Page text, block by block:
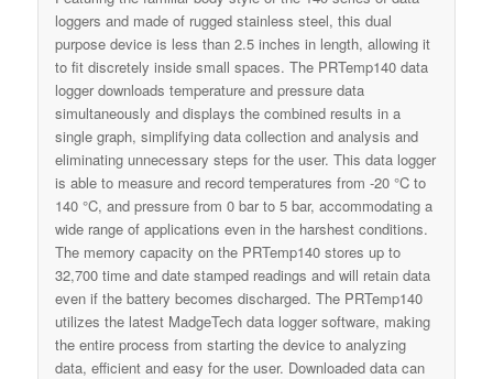
loggers and made of rugged stainless steel, this dual
purpose device is less than 2.5 inches in length, allowing it
to fit discretely inside small spaces. The PRTemp140 data
logger downloads temperature and pressure data
simultaneously and displays the combined results in a
single graph, simplifying data collection and analysis and
eliminating unnecessary steps for the user. This data logger
is able to measure and record temperatures from -20 °C to
140 °C, and pressure from 0 bar to 5 bar, accommodating a
wide range of applications even in the harshest conditions.
The memory capacity on the PRTemp140 stores up to
32,700 time and date stamped readings and will retain data
even if the battery becomes discharged. The PRTemp140
utilizes the latest MadgeTech data logger software, making
the entire process from starting the device to analyzing
data, efficient and easy for the user. Downloaded data can